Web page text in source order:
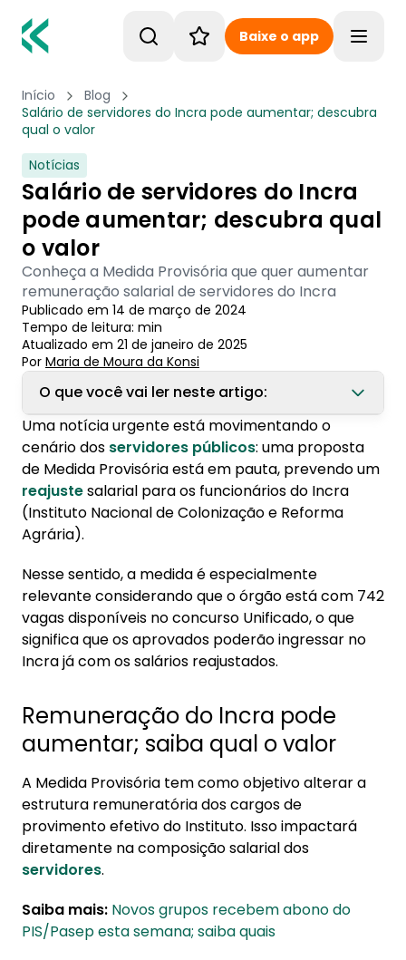
Baixe o app
Início
Blog
Salário de servidores do Incra pode aumentar; descubra
qual o valor
Notícias
Salário de servidores do Incra
pode aumentar; descubra qual
o valor
Conheça a Medida Provisória que quer aumentar
remuneração salarial de servidores do Incra
Publicado em 14 de março de 2024
Tempo de leitura: min
Atualizado em 21 de janeiro de 2025
Por Maria de Moura da Konsi
O que você vai ler neste artigo:
1. Remuneração do Incra pode aumentar;
saiba qual o valor
2. Órgão possui vagas abertas em concurso
Uma notícia urgente está movimentando o
cenário dos servidores públicos: uma proposta
de Medida Provisória está em pauta, prevendo um
reajustesalarial para os funcionários do Incra
(Instituto Nacional de Colonização e Reforma
Agrária).
Nesse sentido, a medida é especialmente
relevante considerando que o órgão está com 742
vagas disponíveis no concurso Unificado, o que
significa que os aprovados poderão ingressar no
Incra já com os salários reajustados.
Remuneração do Incra pode
aumentar; saiba qual o valor
A Medida Provisória tem como objetivo alterar a
estrutura remuneratória dos cargos de
provimento efetivo do Instituto. Isso impactará
diretamente na composição salarial dos
servidores.
Saiba mais: Novos grupos recebem abono do
PIS/Pasep esta semana; saiba quais